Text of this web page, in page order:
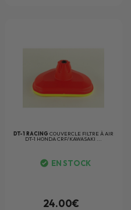
DT-1 RACINGCOUVERCLE FILTRE À AIR
DT-1 HONDA CRF/KAWASAKI ...
EN STOCK
24.00€